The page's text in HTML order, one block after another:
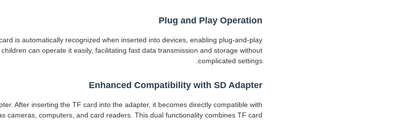
Plug and Play Operation
is automatically recognized when inserted into devices, enabling plug-and-play
can operate it easily, facilitating fast data transmission and storage without
complicated settings.
Enhanced Compatibility with SD Adapter
After inserting the TF card into the adapter, it becomes directly compatible with
cameras, computers, and card readers. This dual functionality combines TF card